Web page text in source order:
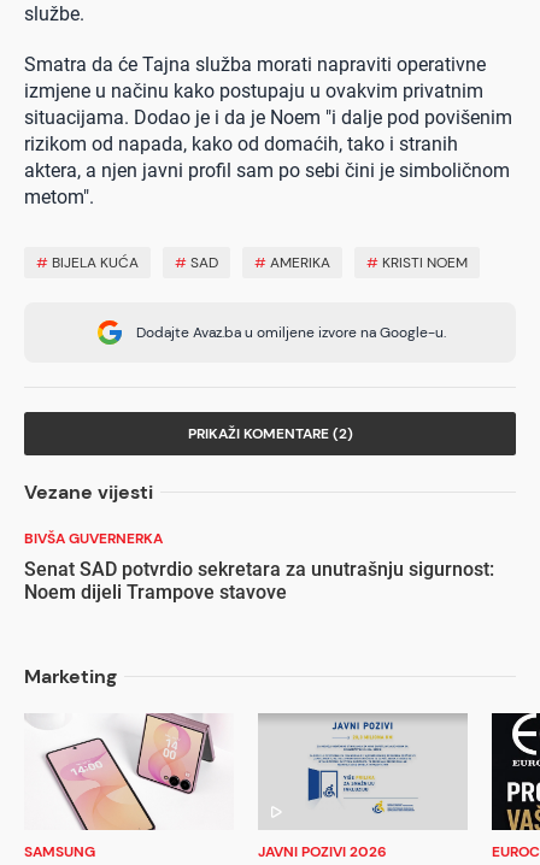
službe.
Smatra da će Tajna služba morati napraviti operativne
izmjene u načinu kako postupaju u ovakvim privatnim
situacijama. Dodao je i da je Noem "i dalje pod povišenim
rizikom od napada, kako od domaćih, tako i stranih
aktera, a njen javni profil sam po sebi čini je simboličnom
metom".
# BIJELA KUĆA #SAD #AMERIKA # KRISTI NOEM
Dodajte Avaz.ba u omiljene izvore na Google-u.
PRIKAŽI KOMENTARE (2)
Vezane vijesti
BIVŠA GUVERNERKA
Senat SAD potvrdio sekretara za unutrašnju sigurnost:
Noem dijeli Trampove stavove
Marketing
SAMSUNG JAVNI POZIVI 2026